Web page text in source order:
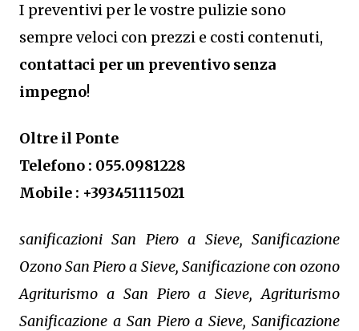
I preventivi per le vostre pulizie sono
sempre veloci con prezzi e costi contenuti,
contattaci per un preventivo senza
impegno!
Oltre il Ponte
Telefono : 055.0981228
Mobile : +393451115021
sanificazioni San Piero a Sieve, Sanificazione
Ozono San Piero a Sieve, Sanificazione con ozono
Agriturismo a San Piero a Sieve, Agriturismo
Sanificazione a San Piero a Sieve, Sanificazione